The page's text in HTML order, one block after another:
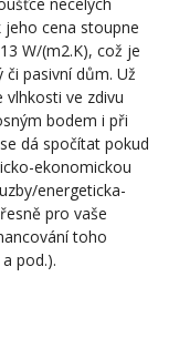
jeho cena stoupne
W/(m2.K), což je
pasivní dům. Už
ve zdivu
bodem i při
dá spočítat pokud
ekonomickou
energeticka-
pro vaše
toho
pod.).